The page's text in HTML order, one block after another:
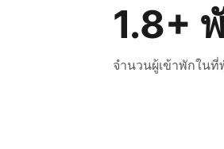
1.8+
จำนวนผู้เข้าพักในที่